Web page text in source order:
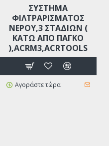
ΣΥΣΤΗΜΑ
ΦΙΛΤΡΑΡΙΣΜΑΤΟΣ
ΝΕΡΟΥ,3 ΣΤΑΔΊΩΝ (
ΚΆΤΩ ΑΠΟ ΠΆΓΚΟ
),ACRM3,ACRTOOLS
Αγοράστε τώρα